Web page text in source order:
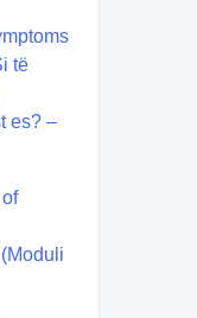
të
es? –